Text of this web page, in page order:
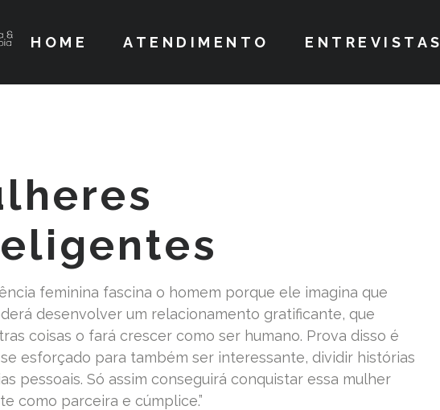
HOME ATENDIMENTO ENTREVISTAS
feminina fascina o homem porque ele imagina que
desenvolver um relacionamento gratificante, que
coisas o fará crescer como ser humano. Prova disso é
esforçado para também ser interessante, dividir histórias
pessoais. Só assim conseguirá conquistar essa mulher
como parceira e cúmplice.”